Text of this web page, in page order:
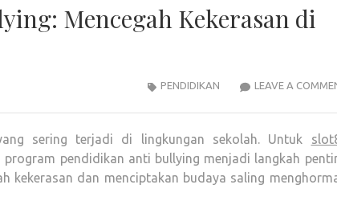
Mencegah Kekerasan di
LEAVE A
PENDIDIKAN
sering terjadi di lingkungan sekolah. Untuk
pendidikan anti bullying menjadi langkah
kekerasan dan menciptakan budaya saling